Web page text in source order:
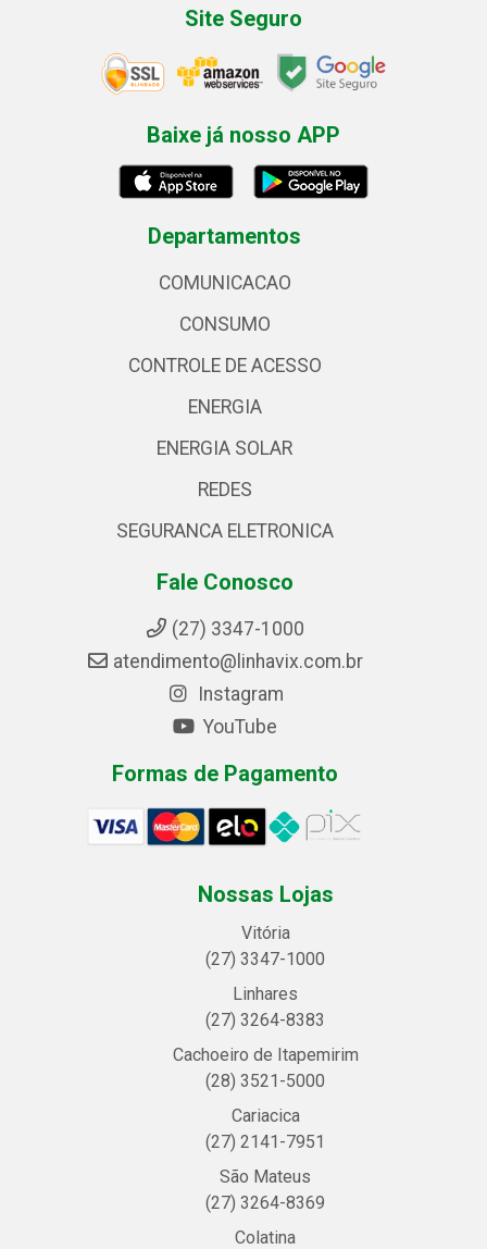
Site Seguro
Baixe já nosso APP
Departamentos
COMUNICACAO
CONSUMO
CONTROLE DE ACESSO
ENERGIA
ENERGIA SOLAR
REDES
SEGURANCA ELETRONICA
Fale Conosco
(27) 3347-1000
atendimento@linhavix.com.br
Instagram
YouTube
Formas de Pagamento
Nossas Lojas
Vitória
(27) 3347-1000
Linhares
(27) 3264-8383
Cachoeiro de Itapemirim
(28) 3521-5000
Cariacica
(27) 2141-7951
São Mateus
(27) 3264-8369
Colatina